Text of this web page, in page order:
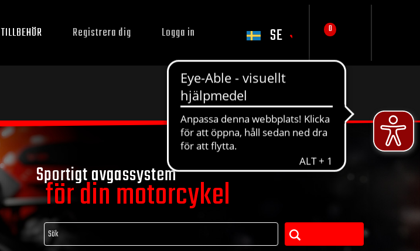
TILLBEHÖR Registrera dig Logga in SE 0
Sportigt avgassystem
för din motorcykel